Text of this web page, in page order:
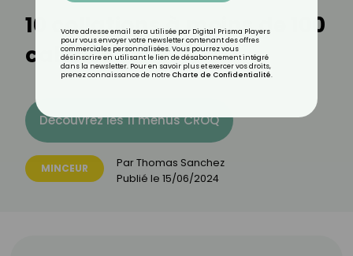
10 collations à moins de 100
calories
Découvrez les 11 menus CROQ
MINCEUR ParThomas Sanchez
Publié le 15/06/2024
Votre adresse email sera utilisée par Digital Prisma Players
pour vous envoyer votre newsletter contenant des offres
commerciales personnalisées. Vous pourrez vous
désinscrire en utilisant le lien de désabonnement intégré
dans la newsletter. Pour en savoir plus et exercer vos droits,
prenez connaissance de notre Charte de Confidentialité.